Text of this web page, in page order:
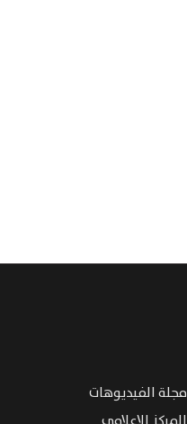
مجلة الفيديوهات